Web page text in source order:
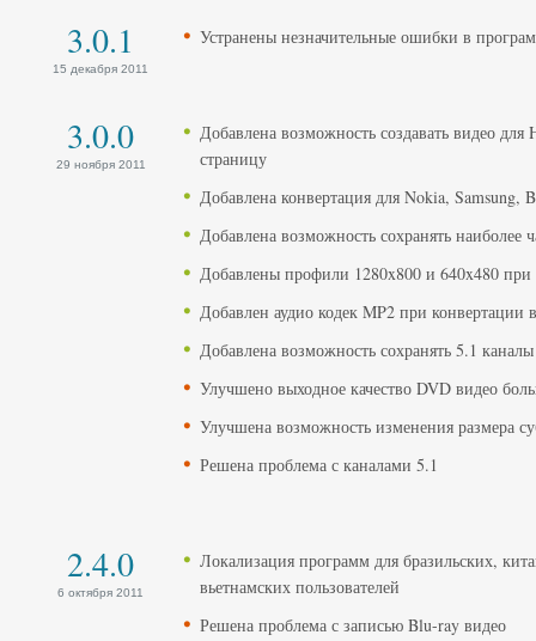
3.0.1
15 декабря 2011
Устранены незначительные ошибки в
3.0.0
29 ноября 2011
Добавлена возможность создавать видео
страницу
Добавлена конвертация для Nokia, Samsung,
Добавлена возможность сохранять
Добавлены профили 1280x800 и 640x480
Добавлен аудио кодек MP2 при конвертации
Добавлена возможность сохранять 5.1
Улучшено выходное качество DVD видео
Улучшена возможность изменения размера
Решена проблема с каналами 5.1
2.4.0
6 октября 2011
Локализация программ для бразильских,
вьетнамских пользователей
Решена проблема с записью Blu-ray видео